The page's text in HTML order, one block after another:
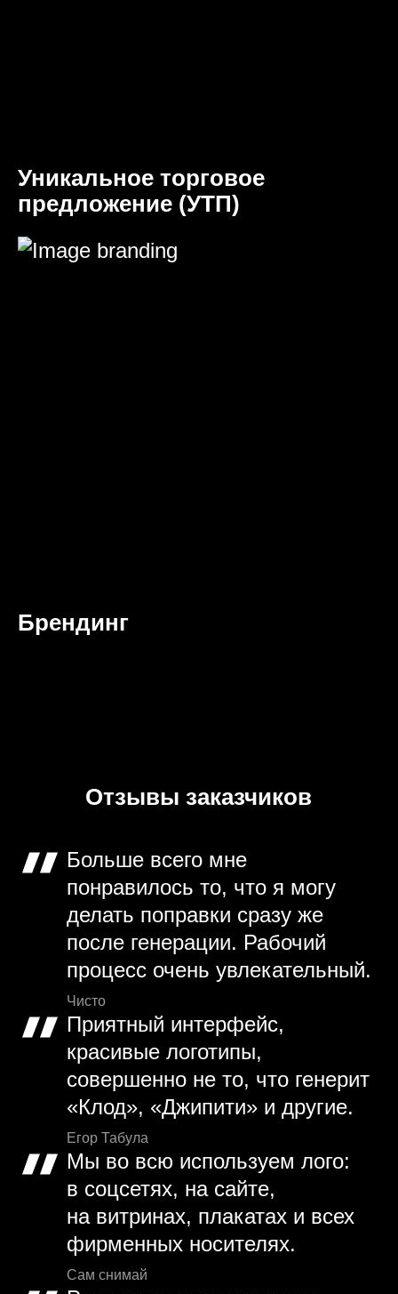
Уникальное торговое
предложение (УТП)
Брендинг
Отзывы заказчиков
Больше всего мне
понравилось то, что я могу
делать поправки сразу же
после генерации. Рабочий
процесс очень увлекательный.
Чисто
Приятный интерфейс,
красивые логотипы,
совершенно не то, что генерит
«Клод», «Джипити» и другие.
Егор Табула
Мы во всю используем лого:
в соцсетях, на сайте,
на витринах, плакатах и всех
фирменных носителях.
Сам снимай